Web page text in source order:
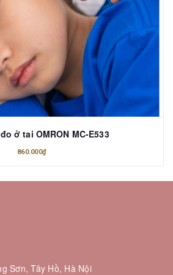
ở tai OMRON MC-E533
860.000₫
Sơn, Tây Hồ, Hà Nội